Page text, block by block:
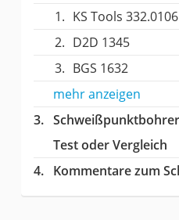
KS Tools 332.0106
D2D 1345
BGS 1632
mehr anzeigen
Test oder Vergleich
Kommentare zum